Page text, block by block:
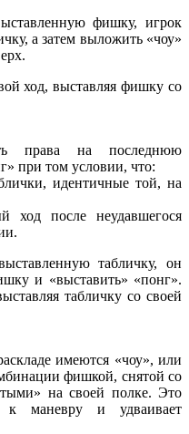
фишку, игрок
а затем выложить «чоу»
ход, выставляя фишку со
права на последнюю
при том условии, что:
идентичные той, на
ход после неудавшегося
табличку, он
и «выставить» «понг».
табличку со своей
имеются «чоу», или
фишкой, снятой со
на своей полке. Это
к маневру и удваивает